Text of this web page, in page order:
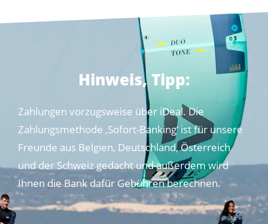
Hinweis, Tipp:
Zahlungen vorzugsweise über iDeal. Die
Zahlungsmethode ‚Sofort-Banking‘ ist für unsere
Freunde aus Belgien, Deutschland, Österreich
und der Schweiz gedacht und außerdem wird
Ihnen die Bank dafür Gebühren berechnen.